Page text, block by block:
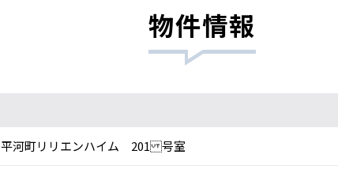
物件情報
平河町リリエンハイム 201 号室